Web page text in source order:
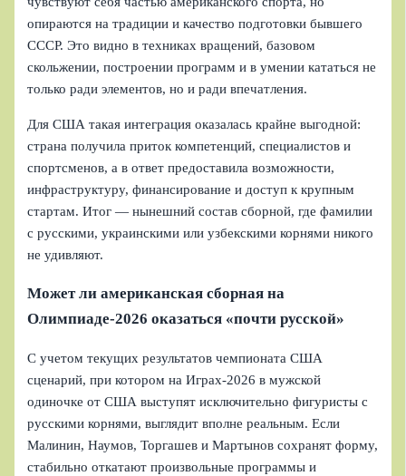
опираются на традиции и качество подготовки бывшего
СССР. Это видно в техниках вращений, базовом
скольжении, построении программ и в умении кататься не
только ради элементов, но и ради впечатления.
Для США такая интеграция оказалась крайне выгодной:
страна получила приток компетенций, специалистов и
спортсменов, а в ответ предоставила возможности,
инфраструктуру, финансирование и доступ к крупным
стартам. Итог — нынешний состав сборной, где фамилии
с русскими, украинскими или узбекскими корнями никого
не удивляют.
Может ли американская сборная на
Олимпиаде-2026 оказаться «почти русской»
С учетом текущих результатов чемпионата США
сценарий, при котором на Играх-2026 в мужской
одиночке от США выступят исключительно фигуристы с
русскими корнями, выглядит вполне реальным. Если
Малинин, Наумов, Торгашев и Мартынов сохранят форму,
стабильно откатают произвольные программы и